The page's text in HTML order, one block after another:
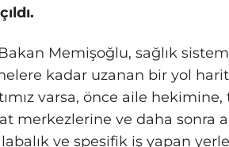
Bakan Memişoğlu, sağlık
kadar uzanan bir yol
varsa, önce aile
merkezlerine ve daha sonra
ve spesifik iş yapan